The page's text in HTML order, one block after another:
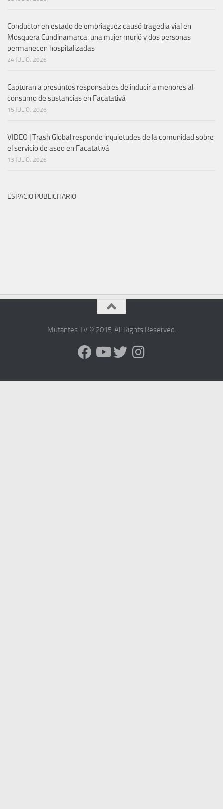
Conductor en estado de embriaguez causó tragedia vial en
Mosquera Cundinamarca: una mujer murió y dos personas
permanecen hospitalizadas
24 JULIO, 2026
Capturan a presuntos responsables de inducir a menores al
consumo de sustancias en Facatativá
15 JULIO, 2026
VIDEO | Trash Global responde inquietudes de la comunidad sobre
el servicio de aseo en Facatativá
13 JULIO, 2026
ESPACIO PUBLICITARIO
Mutantes TV © 2015, All Rights Reserved.